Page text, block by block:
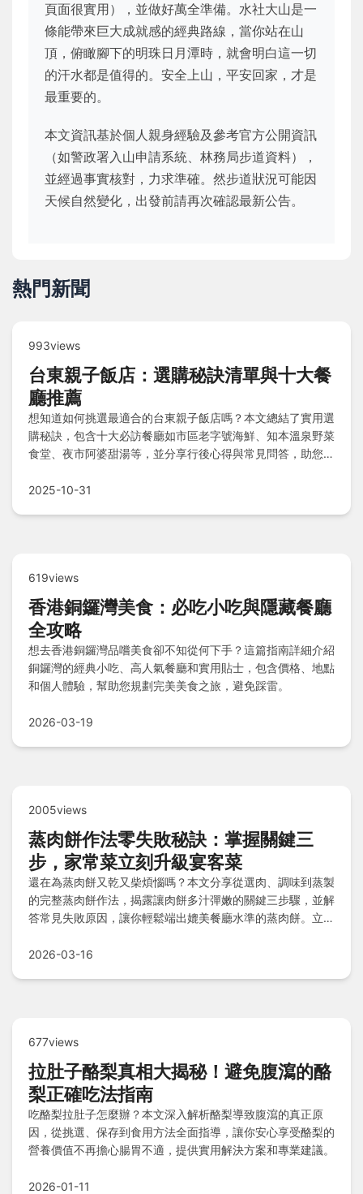
頁面很實用），並做好萬全準備。水社大山是一
條能帶來巨大成就感的經典路線，當你站在山
頂，俯瞰腳下的明珠日月潭時，就會明白這一切
的汗水都是值得的。安全上山，平安回家，才是
最重要的。
本文資訊基於個人親身經驗及參考官方公開資訊
（如警政署入山申請系統、林務局步道資料），
並經過事實核對，力求準確。然步道狀況可能因
天候自然變化，出發前請再次確認最新公告。
熱門新聞
993views
台東親子飯店：選購秘訣清單與十大餐
廳推薦
想知道如何挑選最適合的台東親子飯店嗎？本文總結了實用選
購秘訣，包含十大必訪餐廳如市區老字號海鮮、知本溫泉野菜
食堂、夜市阿婆甜湯等，並分享行後心得與常見問答，助您輕
2025-10-31
619views
香港銅鑼灣美食：必吃小吃與隱藏餐廳
全攻略
想去香港銅鑼灣品嚐美食卻不知從何下手？這篇指南詳細介紹
銅鑼灣的經典小吃、高人氣餐廳和實用貼士，包含價格、地點
和個人體驗，幫助您規劃完美美食之旅，避免踩雷。
2026-03-19
2005views
蒸肉餅作法零失敗秘訣：掌握關鍵三
步，家常菜立刻升級宴客菜
還在為蒸肉餅又乾又柴煩惱嗎？本文分享從選肉、調味到蒸製
的完整蒸肉餅作法，揭露讓肉餅多汁彈嫩的關鍵三步驟，並解
答常見失敗原因，讓你輕鬆端出媲美餐廳水準的蒸肉餅。立即
2026-03-16
677views
拉肚子酪梨真相大揭秘！避免腹瀉的酪
梨正確吃法指南
吃酪梨拉肚子怎麼辦？本文深入解析酪梨導致腹瀉的真正原
因，從挑選、保存到食用方法全面指導，讓你安心享受酪梨的
營養價值不再擔心腸胃不適，提供實用解決方案和專業建議。
2026-01-11